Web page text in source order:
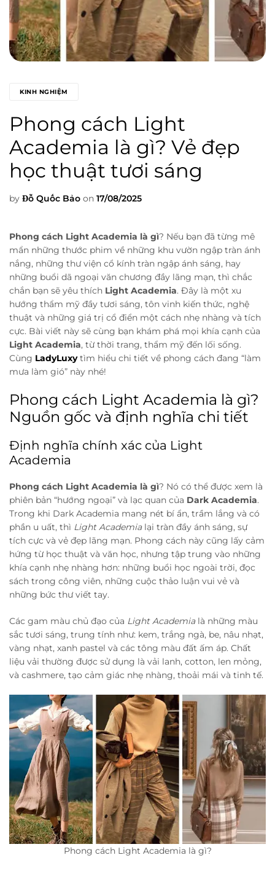
KINH NGHIỆM
Phong cách Light
Academia là gì? Vẻ đẹp
học thuật tươi sáng
by Đỗ Quốc Bảo on 17/08/2025
Phong cách Light Academia là gì? Nếu bạn đã từng mê
mẩn những thước phim về những khu vườn ngập tràn ánh
nắng, những thư viện cổ kính tràn ngập ánh sáng, hay
những buổi dã ngoại văn chương đầy lãng mạn, thì chắc
chắn bạn sẽ yêu thích Light Academia. Đây là một xu
hướng thẩm mỹ đầy tươi sáng, tôn vinh kiến thức, nghệ
thuật và những giá trị cổ điển một cách nhẹ nhàng và tích
cực. Bài viết này sẽ cùng bạn khám phá mọi khía cạnh của
Light Academia, từ thời trang, thẩm mỹ đến lối sống.
Cùng LadyLuxy tìm hiểu chi tiết về phong cách đang “làm
mưa làm gió” này nhé!
Phong cách Light Academia là gì?
Nguồn gốc và định nghĩa chi tiết
Định nghĩa chính xác của Light
Academia
Phong cách Light Academia là gì? Nó có thể được xem là
phiên bản “hướng ngoại” và lạc quan của Dark Academia.
Trong khi Dark Academia mang nét bí ẩn, trầm lắng và có
phần u uất, thì Light Academialại tràn đầy ánh sáng, sự
tích cực và vẻ đẹp lãng mạn. Phong cách này cũng lấy cảm
hứng từ học thuật và văn học, nhưng tập trung vào những
khía cạnh nhẹ nhàng hơn: những buổi học ngoài trời, đọc
sách trong công viên, những cuộc thảo luận vui vẻ và
những bức thư viết tay.
Các gam màu chủ đạo của Light Academialà những màu
sắc tươi sáng, trung tính như: kem, trắng ngà, be, nâu nhạt,
vàng nhạt, xanh pastel và các tông màu đất ấm áp. Chất
liệu vải thường được sử dụng là vải lanh, cotton, len mỏng,
và cashmere, tạo cảm giác nhẹ nhàng, thoải mái và tinh tế.
Phong cách Light Academia là gì?